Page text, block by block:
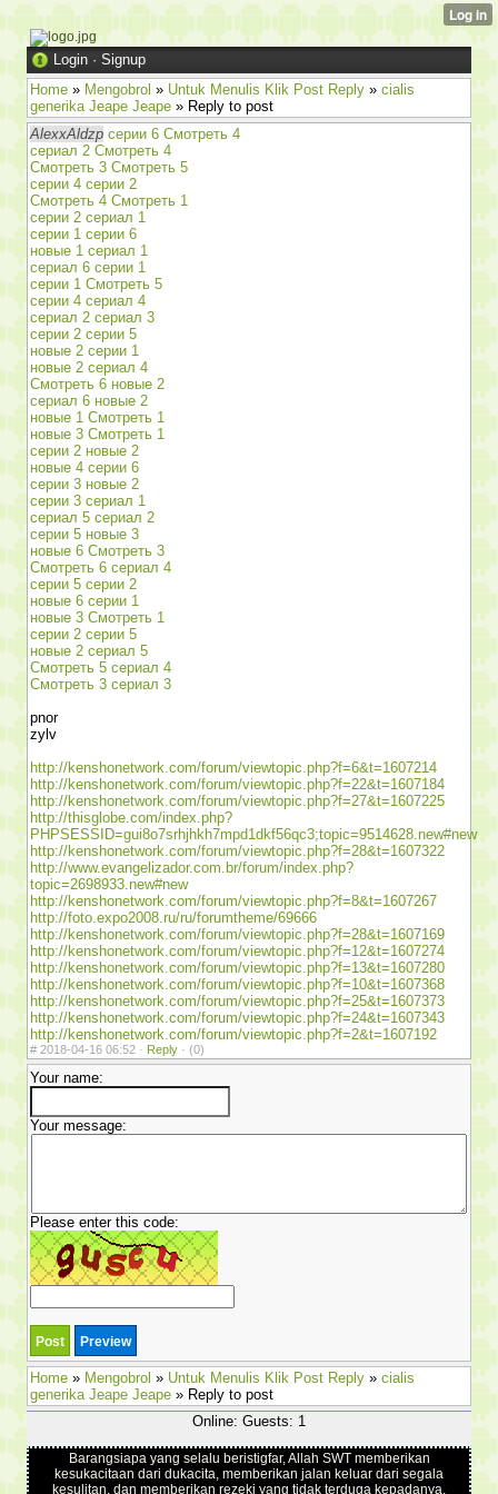
Login · Signup
Home » Mengobrol » Untuk Menulis Klik Post Reply » cialis
generika Jeape Jeape » Reply to post
AlexxAldzp серии 6 Смотреть 4
сериал 2 Смотреть 4
Смотреть 3 Смотреть 5
серии 4 серии 2
Смотреть 4 Смотреть 1
серии 2 сериал 1
серии 1 серии 6
новые 1 сериал 1
сериал 6 серии 1
серии 1 Смотреть 5
серии 4 сериал 4
сериал 2 сериал 3
серии 2 серии 5
новые 2 серии 1
новые 2 сериал 4
Смотреть 6 новые 2
сериал 6 новые 2
новые 1 Смотреть 1
новые 3 Смотреть 1
серии 2 новые 2
новые 4 серии 6
серии 3 новые 2
серии 3 сериал 1
сериал 5 сериал 2
серии 5 новые 3
новые 6 Смотреть 3
Смотреть 6 сериал 4
серии 5 серии 2
новые 6 серии 1
новые 3 Смотреть 1
серии 2 серии 5
новые 2 сериал 5
Смотреть 5 сериал 4
Смотреть 3 сериал 3
pnor
zylv
http://kenshonetwork.com/forum/viewtopic.php?f=6&t=1607214
http://kenshonetwork.com/forum/viewtopic.php?f=22&t=1607184
http://kenshonetwork.com/forum/viewtopic.php?f=27&t=1607225
http://thisglobe.com/index.php?
PHPSESSID=gui8o7srhjhkh7mpd1dkf56qc3;topic=9514628.new#new
http://kenshonetwork.com/forum/viewtopic.php?f=28&t=1607322
http://www.evangelizador.com.br/forum/index.php?
topic=2698933.new#new
http://kenshonetwork.com/forum/viewtopic.php?f=8&t=1607267
http://foto.expo2008.ru/ru/forumtheme/69666
http://kenshonetwork.com/forum/viewtopic.php?f=28&t=1607169
http://kenshonetwork.com/forum/viewtopic.php?f=12&t=1607274
http://kenshonetwork.com/forum/viewtopic.php?f=13&t=1607280
http://kenshonetwork.com/forum/viewtopic.php?f=10&t=1607368
http://kenshonetwork.com/forum/viewtopic.php?f=25&t=1607373
http://kenshonetwork.com/forum/viewtopic.php?f=24&t=1607343
http://kenshonetwork.com/forum/viewtopic.php?f=2&t=1607192
# 2018-04-16 06:52 · Reply · (0)
Your name:
Your message:
Please enter this code:
Home » Mengobrol » Untuk Menulis Klik Post Reply » cialis
generika Jeape Jeape » Reply to post
Online: Guests: 1
Barangsiapa yang selalu beristigfar, Allah SWT memberikan
kesukacitaan dari dukacita, memberikan jalan keluar dari segala
kesulitan, dan memberikan rezeki yang tidak terduga kepadanya.